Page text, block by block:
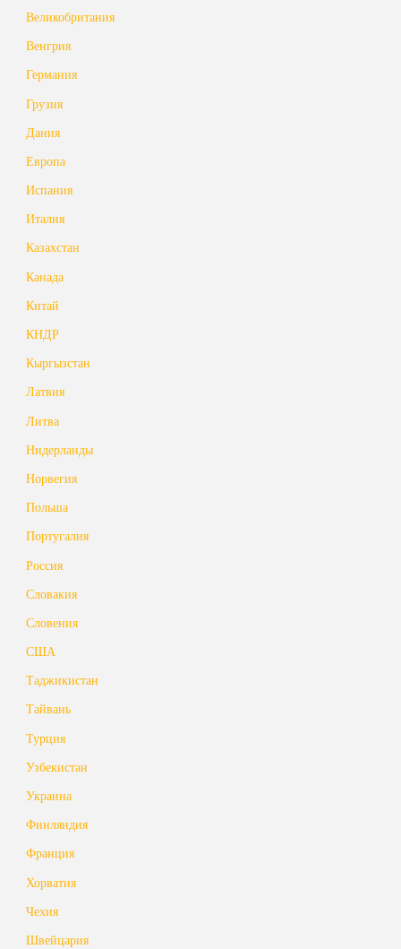
Великобритания
Венгрия
Германия
Грузия
Дания
Европа
Испания
Италия
Казахстан
Канада
Китай
КНДР
Кыргызстан
Латвия
Литва
Нидерланды
Норвегия
Польша
Португалия
Россия
Словакия
Словения
США
Таджикистан
Тайвань
Турция
Узбекистан
Украина
Финляндия
Франция
Хорватия
Чехия
Швейцария